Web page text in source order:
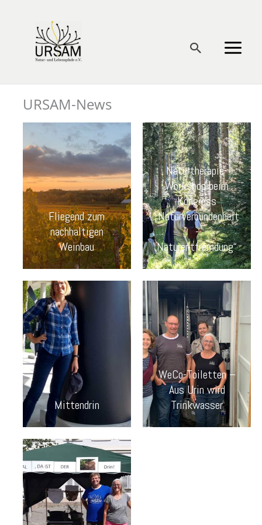
springen
Suchen
URSAM-News
Fliegend zum
nachhaltigen
Weinbau
Naturtherapie-
Workshop beim
Kongress
„Naturverbundenheit
-
Naturentfremdung“
Mittendrin
WeCo-Toiletten –
Aus Urin wird
Trinkwasser